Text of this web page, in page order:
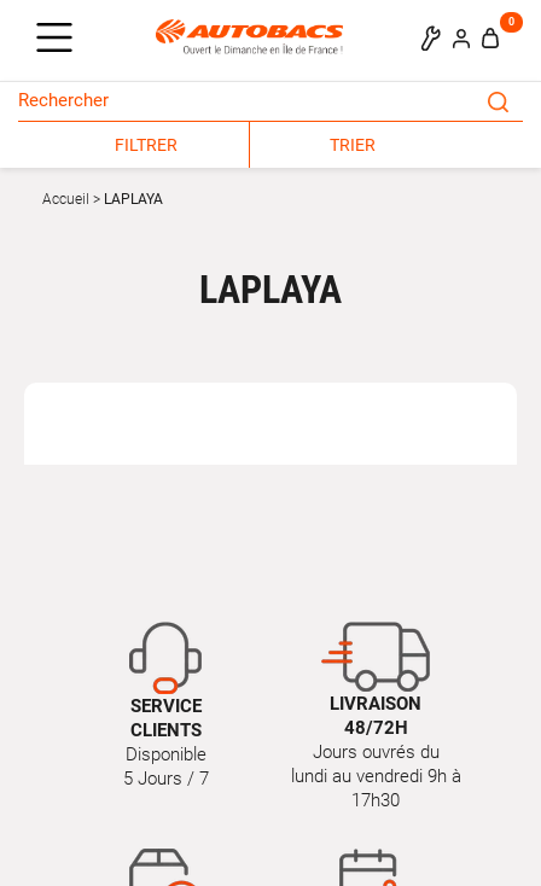
0
FILTRER TRIER
Accueil LAPLAYA
LAPLAYA
SERVICE
CLIENTS
Disponible
5 Jours / 7
LIVRAISON
48/72H
Jours ouvrés du
lundi au vendredi 9h à
17h30